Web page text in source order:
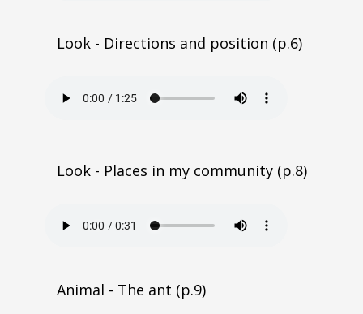
Look - Directions and position (p.6)
Look - Places in my community (p.8)
Animal - The ant (p.9)